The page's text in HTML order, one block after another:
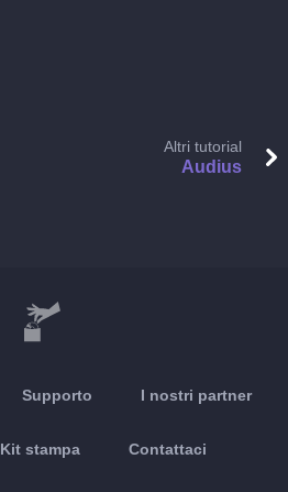
Altri tutorial
Audius
Supporto I nostri partner
Kit stampa Contattaci